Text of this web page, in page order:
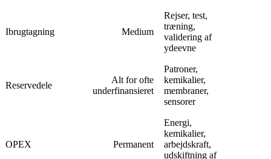
Ibrugtagning Medium
Rejser, test,
træning,
validering af
ydeevne
Reservedele
Alt for ofte
underfinansieret
Patroner,
kemikalier,
membraner,
sensorer
OPEX Permanent
Energi,
kemikalier,
arbejdskraft,
udskiftning af